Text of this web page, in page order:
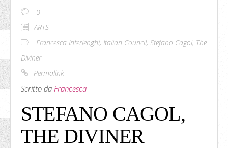
0
ARTS
Francesca Interlenghi, Italian Council, Stefano Cagol, The
Diviner
Permalink
Scritto da Francesca
STEFANO CAGOL,
THE DIVINER